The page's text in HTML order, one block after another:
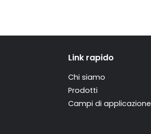
Link rapido
Chi siamo
Prodotti
Campi di applicazione